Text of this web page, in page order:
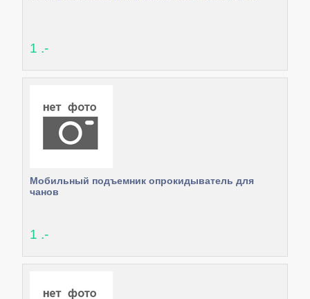
1 .-
Мобильный подъемник опрокидыватель для
чанов
1 .-